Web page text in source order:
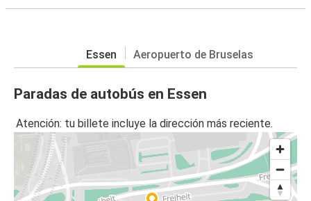
Essen Aeropuerto de Bruselas
Paradas de autobús en Essen
Atención: tu billete incluye la dirección más reciente.